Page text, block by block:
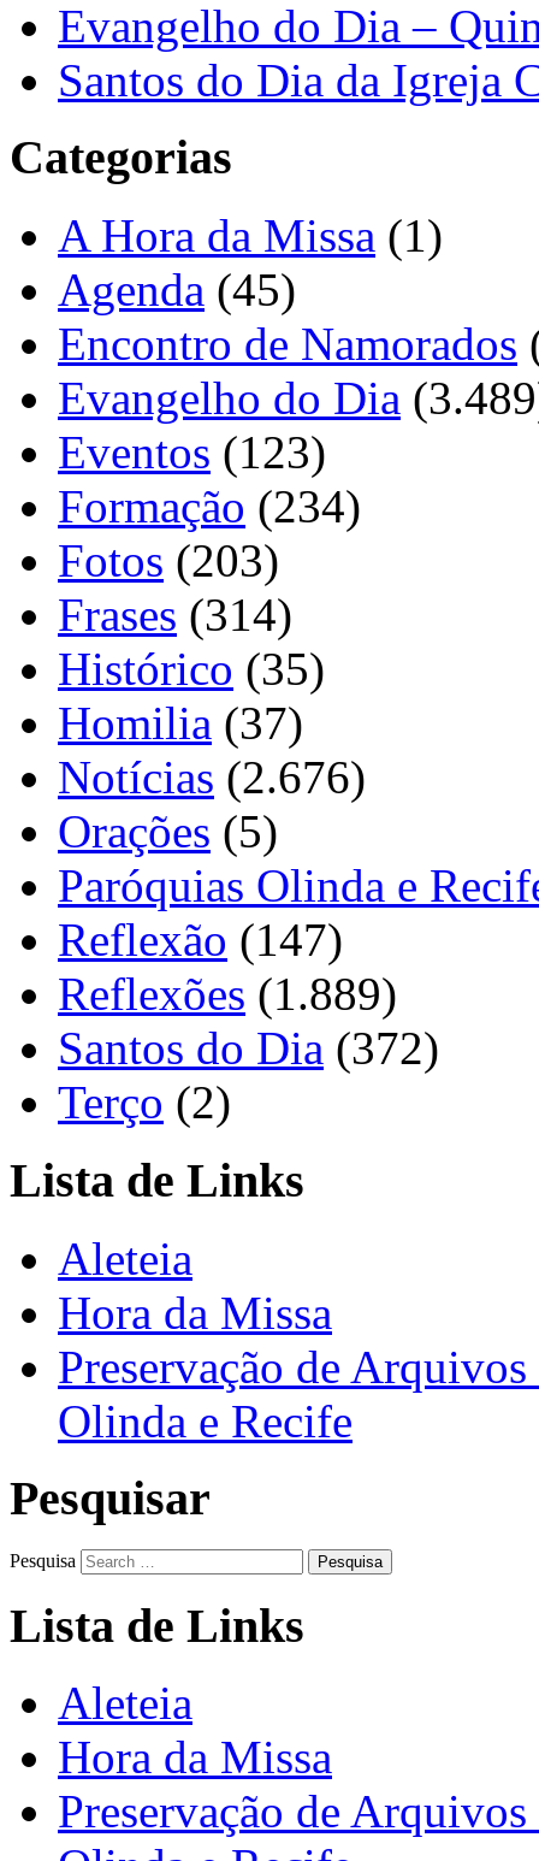
Evangelho do Dia –
Santos do Dia da Igreja
Categorias
A Hora da Missa (1)
Agenda (45)
Encontro de Namorados
Evangelho do Dia
Eventos (123)
Formação (234)
Fotos (203)
Frases (314)
Histórico (35)
Homilia (37)
Notícias (2.676)
Orações (5)
Paróquias Olinda e
Reflexão (147)
Reflexões (1.889)
Santos do Dia (372)
Terço (2)
Lista de Links
Aleteia
Hora da Missa
Preservação de
Olinda e Recife
Pesquisar
Pesquisa
Lista de Links
Aleteia
Hora da Missa
Preservação de